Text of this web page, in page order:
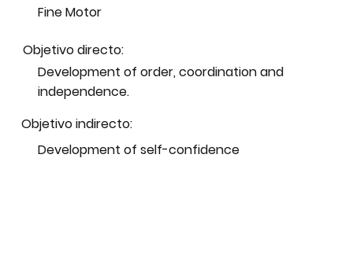
Fine Motor
Objetivo directo:
Development of order, coordination and
independence.
Objetivo indirecto:
Development of self-confidence